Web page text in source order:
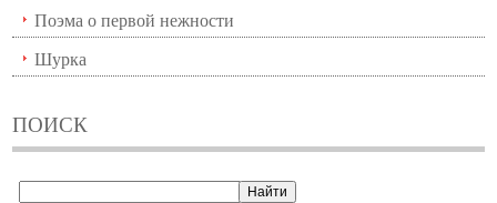
Поэма о первой нежности
Шурка
ПОИСК